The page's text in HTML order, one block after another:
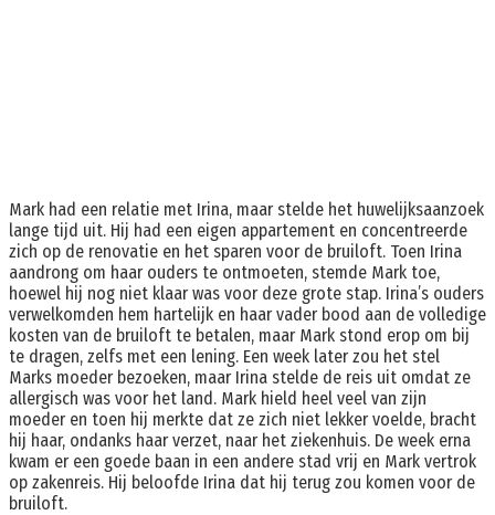
Mark had een relatie met Irina, maar stelde het huwelijksaanzoek
lange tijd uit. Hij had een eigen appartement en concentreerde
zich op de renovatie en het sparen voor de bruiloft. Toen Irina
aandrong om haar ouders te ontmoeten, stemde Mark toe,
hoewel hij nog niet klaar was voor deze grote stap. Irina’s ouders
verwelkomden hem hartelijk en haar vader bood aan de volledige
kosten van de bruiloft te betalen, maar Mark stond erop om bij
te dragen, zelfs met een lening. Een week later zou het stel
Marks moeder bezoeken, maar Irina stelde de reis uit omdat ze
allergisch was voor het land. Mark hield heel veel van zijn
moeder en toen hij merkte dat ze zich niet lekker voelde, bracht
hij haar, ondanks haar verzet, naar het ziekenhuis. De week erna
kwam er een goede baan in een andere stad vrij en Mark vertrok
op zakenreis. Hij beloofde Irina dat hij terug zou komen voor de
bruiloft.